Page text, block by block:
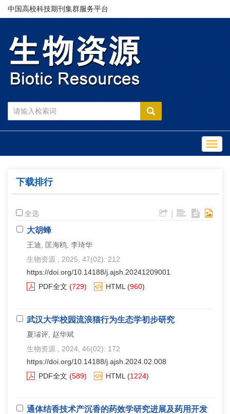
中国高校科技期刊集群服务平台
下载排行
全选
大胡蜂
王迪, 匡海鸥, 李琦华
生物资源
, 2025, 47(02): 212
https://doi.org/10.14188/j.ajsh.20241209001
PDF全文 (729) HTML (960)
武汉大学校园流浪猫行为生态学初步研究
夏璿评, 赵华斌
生物资源
, 2024, 46(02): 172
https://doi.org/10.14188/j.ajsh.2024.02.008
PDF全文 (589) HTML (1224)
通体结香技术产沉香的药效学研究进展及药用开发